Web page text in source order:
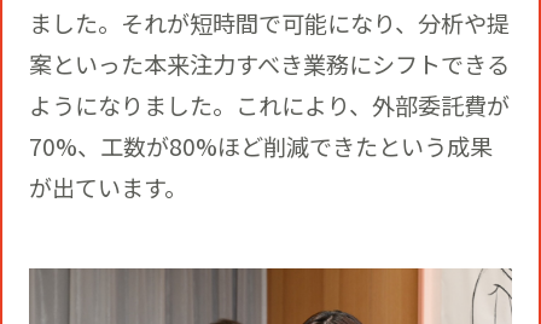
ました。それが短時間で可能になり、分析や提
案といった本来注力すべき業務にシフトできる
ようになりました。これにより、外部委託費が
70%、工数が80%ほど削減できたという成果
が出ています。